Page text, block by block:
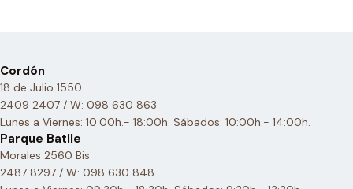
Cordón
18 de Julio 1550
2409 2407 / W: 098 630 863
Lunes a Viernes: 10:00h.- 18:00h. Sábados: 10:00h.- 14:00h.
Parque Batlle
Morales 2560 Bis
2487 8297 / W: 098 630 848